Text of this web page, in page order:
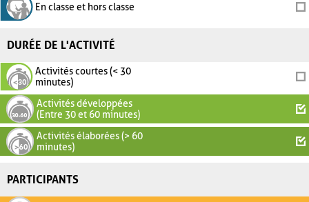
En classe et hors classe
DURÉE DE L'ACTIVITÉ
Activités courtes (< 30
minutes)
Activités développées
(Entre 30 et 60 minutes)
Activités élaborées (> 60
minutes)
PARTICIPANTS